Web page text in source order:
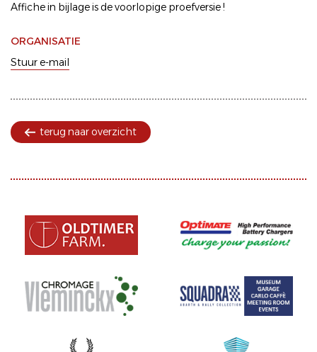
Affiche in bijlage is de voorlopige proefversie !
ORGANISATIE
Stuur e-mail
terug naar overzicht